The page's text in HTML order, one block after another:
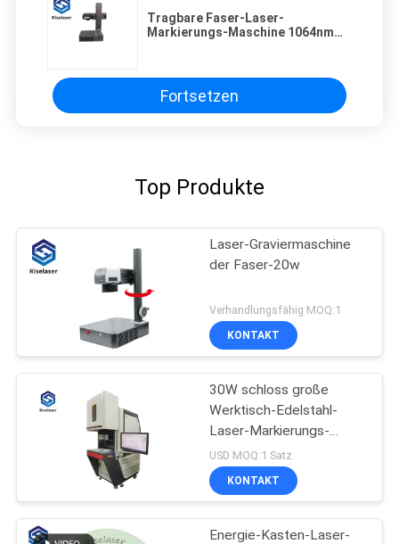
Tragbare Faser-Laser-
Markierungs-Maschine 1064nm
Fortsetzen
Top Produkte
Laser-Graviermaschine
der Faser-20w
Verhandlungsfähig MOQ:1
KONTAKT
30W schloss große
Werktisch-Edelstahl-
Laser-Markierungs-
Maschine für Metalle ein
USD MOQ:1 Satz
KONTAKT
Energie-Kasten-Laser-